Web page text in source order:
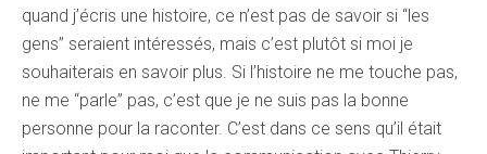
quand j’écris une histoire, ce n’est pas de savoir si “les
gens” seraient intéressés, mais c’est plutôt si moi je
souhaiterais en savoir plus. Si l’histoire ne me touche pas,
ne me “parle” pas, c’est que je ne suis pas la bonne
personne pour la raconter. C’est dans ce sens qu’il était